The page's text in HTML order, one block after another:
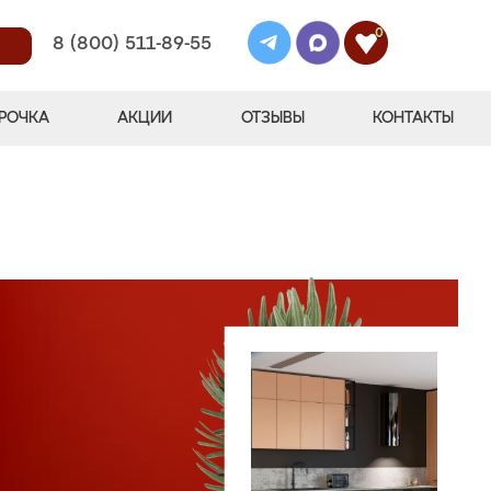
8 (800) 511-89-55
0
АКЦИИ ОТЗЫВЫ КОНТАКТЫ